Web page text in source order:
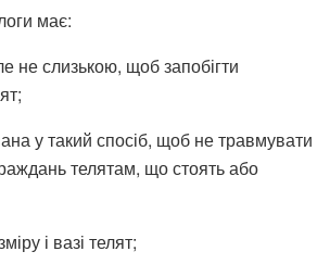
має:
не слизькою, щоб запобігти
у такий спосіб, щоб не травмувати
телятам, що стоять або
і вазі телят;